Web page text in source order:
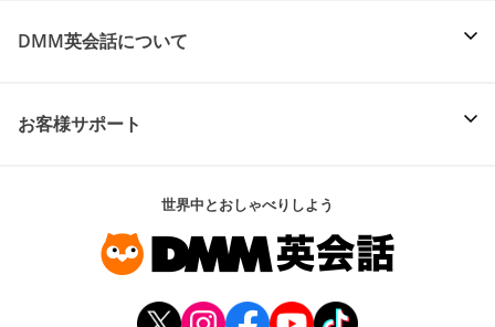
DMM英会話について
お客様サポート
世界中とおしゃべりしよう